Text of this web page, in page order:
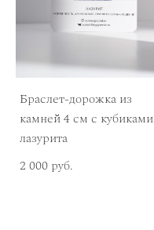
Браслет-дорожка из
камней 4 см с кубиками
лазурита
2 000 pуб.